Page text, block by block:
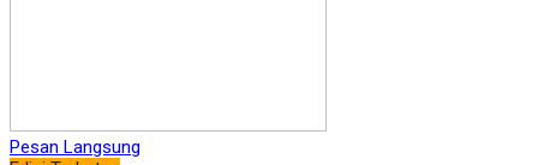
Pesan Langsung